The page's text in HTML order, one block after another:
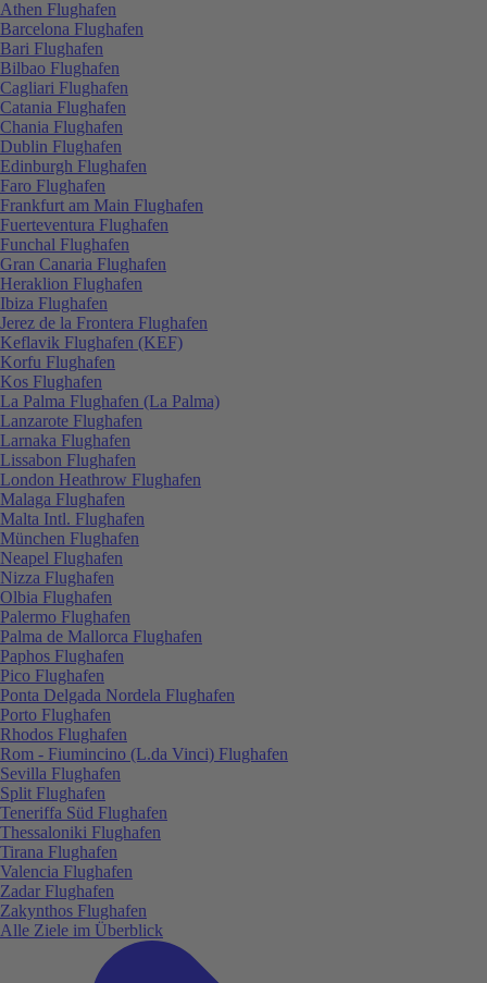
Athen Flughafen
Barcelona Flughafen
Bari Flughafen
Bilbao Flughafen
Cagliari Flughafen
Catania Flughafen
Chania Flughafen
Dublin Flughafen
Edinburgh Flughafen
Faro Flughafen
Frankfurt am Main Flughafen
Fuerteventura Flughafen
Funchal Flughafen
Gran Canaria Flughafen
Heraklion Flughafen
Ibiza Flughafen
Jerez de la Frontera Flughafen
Keflavik Flughafen (KEF)
Korfu Flughafen
Kos Flughafen
La Palma Flughafen (La Palma)
Lanzarote Flughafen
Larnaka Flughafen
Lissabon Flughafen
London Heathrow Flughafen
Malaga Flughafen
Malta Intl. Flughafen
München Flughafen
Neapel Flughafen
Nizza Flughafen
Olbia Flughafen
Palermo Flughafen
Palma de Mallorca Flughafen
Paphos Flughafen
Pico Flughafen
Ponta Delgada Nordela Flughafen
Porto Flughafen
Rhodos Flughafen
Rom - Fiumincino (L.da Vinci) Flughafen
Sevilla Flughafen
Split Flughafen
Teneriffa Süd Flughafen
Thessaloniki Flughafen
Tirana Flughafen
Valencia Flughafen
Zadar Flughafen
Zakynthos Flughafen
Alle Ziele im Überblick